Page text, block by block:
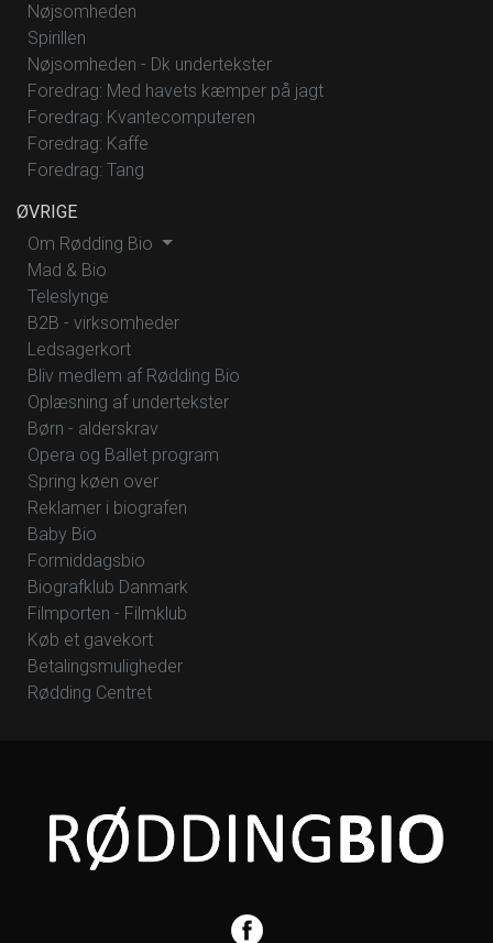
Nøjsomheden
Spirillen
Nøjsomheden - Dk undertekster
Foredrag: Med havets kæmper på jagt
Foredrag: Kvantecomputeren
Foredrag: Kaffe
Foredrag: Tang
ØVRIGE
Om Rødding Bio
Mad & Bio
Teleslynge
B2B - virksomheder
Ledsagerkort
Bliv medlem af Rødding Bio
Oplæsning af undertekster
Børn - alderskrav
Opera og Ballet program
Spring køen over
Reklamer i biografen
Baby Bio
Formiddagsbio
Biografklub Danmark
Filmporten - Filmklub
Køb et gavekort
Betalingsmuligheder
Rødding Centret